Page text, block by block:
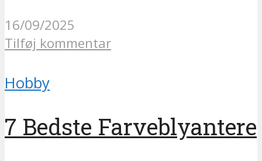
16/09/2025
Tilføj kommentar
Hobby
7 Bedste Farveblyantere